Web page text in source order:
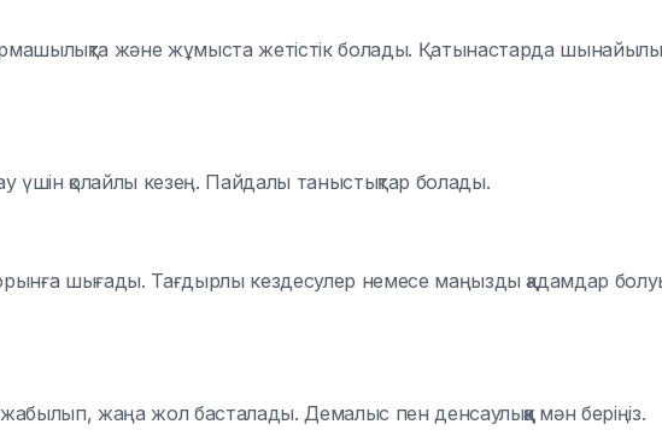
және жұмыста жетістік болады. Қатынастарда шынайылық
үшін қолайлы кезең. Пайдалы таныстықтар болады.
шығады. Тағдырлы кездесулер немесе маңызды қадамдар
жаңа жол басталады. Демалыс пен денсаулыққа мән беріңіз.